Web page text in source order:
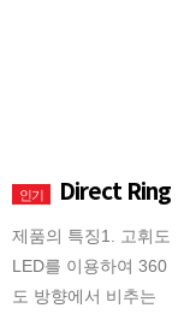
인기 Direct Ring
제품의 특징1. 고휘도
LED를 이용하여 360
도 방향에서 비추는